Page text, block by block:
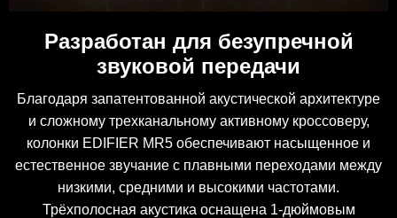
Разработан для безупречной
звуковой передачи
Благодаря запатентованной акустической архитектуре
и сложному трехканальному активному кроссоверу,
колонки EDIFIER MR5 обеспечивают насыщенное и
естественное звучание с плавными переходами между
низкими, средними и высокими частотами.
Трёхполосная акустика оснащена 1-дюймовым